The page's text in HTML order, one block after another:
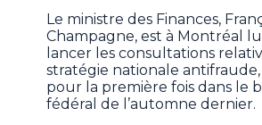
Le ministre des Finances,
Champagne, est à Montréal
lancer les consultations
stratégie nationale
pour la première fois dans le
fédéral de l’automne dernier.